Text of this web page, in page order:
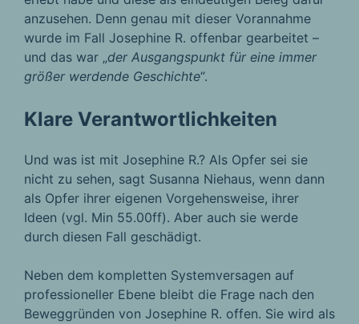
anzusehen. Denn genau mit dieser Vorannahme
wurde im Fall Josephine R. offenbar gearbeitet –
und das war „der Ausgangspunkt für eine immer
größer werdende Geschichte“.
Klare Verantwortlichkeiten
Und was ist mit Josephine R.? Als Opfer sei sie
nicht zu sehen, sagt Susanna Niehaus, wenn dann
als Opfer ihrer eigenen Vorgehensweise, ihrer
Ideen (vgl. Min 55.00ff). Aber auch sie werde
durch diesen Fall geschädigt.
Neben dem kompletten Systemversagen auf
professioneller Ebene bleibt die Frage nach den
Beweggründen von Josephine R. offen. Sie wird als